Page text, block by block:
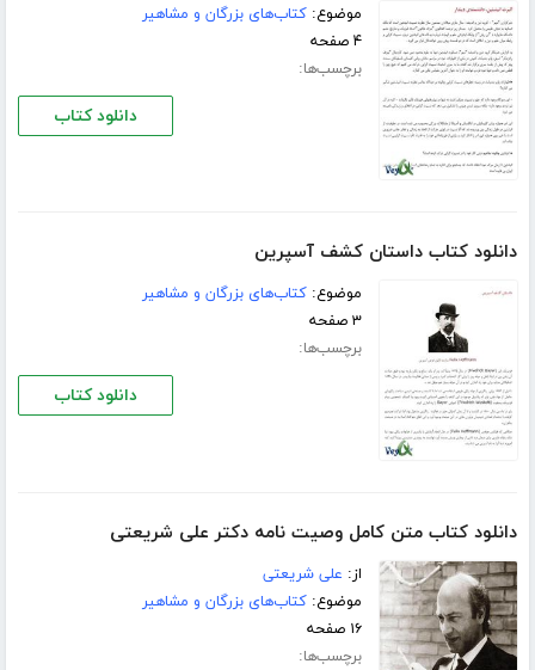
موضوع:کتاب‌های بزرگان و مشاهیر
۴ صفحه
برچسب‌ها:
دانلود کتاب
دانلود کتاب داستان کشف آسپرین
موضوع:کتاب‌های بزرگان و مشاهیر
۳ صفحه
برچسب‌ها:
دانلود کتاب
دانلود کتاب متن کامل وصیت نامه دکتر علی شریعتی
از: علی شریعتی
موضوع:کتاب‌های بزرگان و مشاهیر
۱۶ صفحه
برچسب‌ها: